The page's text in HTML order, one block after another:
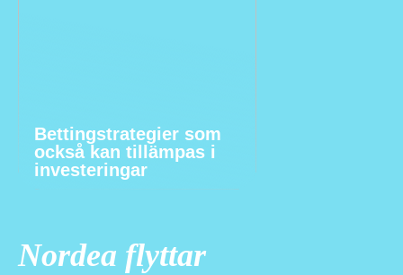
Bettingstrategier som
också kan tillämpas i
investeringar
Nordea flyttar